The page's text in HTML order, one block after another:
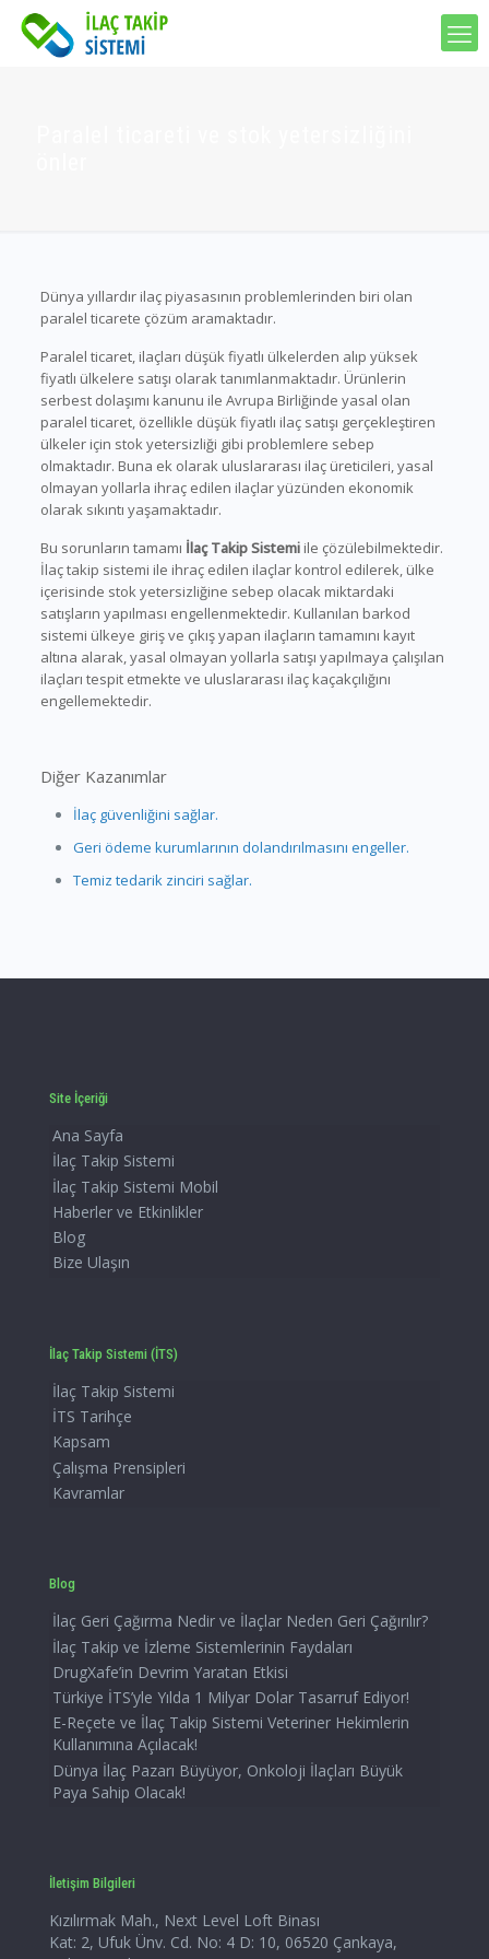
Dünya yıllardır ilaç piyasasının problemlerinden biri olan
paralel ticarete çözüm aramaktadır.
Paralel ticaret, ilaçları düşük fiyatlı ülkelerden alıp yüksek
fiyatlı ülkelere satışı olarak tanımlanmaktadır. Ürünlerin
serbest dolaşımı kanunu ile Avrupa Birliğinde yasal olan
paralel ticaret, özellikle düşük fiyatlı ilaç satışı gerçekleştiren
ülkeler için stok yetersizliği gibi problemlere sebep
olmaktadır. Buna ek olarak uluslararası ilaç üreticileri, yasal
olmayan yollarla ihraç edilen ilaçlar yüzünden ekonomik
olarak sıkıntı yaşamaktadır.
Bu sorunların tamamı İlaç Takip Sistemiile çözülebilmektedir.
İlaç takip sistemi ile ihraç edilen ilaçlar kontrol edilerek, ülke
içerisinde stok yetersizliğine sebep olacak miktardaki
satışların yapılması engellenmektedir. Kullanılan barkod
sistemi ülkeye giriş ve çıkış yapan ilaçların tamamını kayıt
altına alarak, yasal olmayan yollarla satışı yapılmaya çalışılan
ilaçları tespit etmekte ve uluslararası ilaç kaçakçılığını
engellemektedir.
Diğer Kazanımlar
İlaç güvenliğini sağlar.
Geri ödeme kurumlarının dolandırılmasını engeller.
Temiz tedarik zinciri sağlar.
Site İçeriği
Ana Sayfa
İlaç Takip Sistemi
İlaç Takip Sistemi Mobil
Haberler ve Etkinlikler
Blog
Bize Ulaşın
İlaç Takip Sistemi (İTS)
İlaç Takip Sistemi
İTS Tarihçe
Kapsam
Çalışma Prensipleri
Kavramlar
Blog
İlaç Geri Çağırma Nedir ve İlaçlar Neden Geri Çağırılır?
İlaç Takip ve İzleme Sistemlerinin Faydaları
DrugXafe’in Devrim Yaratan Etkisi
Türkiye İTS’yle Yılda 1 Milyar Dolar Tasarruf Ediyor!
E-Reçete ve İlaç Takip Sistemi Veteriner Hekimlerin
Kullanımına Açılacak!
Dünya İlaç Pazarı Büyüyor, Onkoloji İlaçları Büyük
Paya Sahip Olacak!
İletişim Bilgileri
Kızılırmak Mah., Next Level Loft Binası
Kat: 2, Ufuk Ünv. Cd. No: 4 D: 10, 06520 Çankaya,